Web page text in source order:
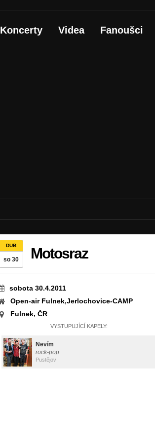
Koncerty Videa Fanoušci
DUB
so 30 Motosraz
sobota 30.4.2011
Open-air Fulnek,Jerlochovice-CAMP
Fulnek, ČR
VYSTUPUJÍCÍ KAPELY:
Nevím
rock-pop
Pustějov